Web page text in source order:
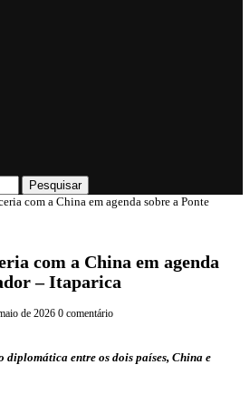
Pesquisar
com a China em agenda sobre a Ponte
com a China em agenda
– Itaparica
de 2026 0 comentário
diplomática entre os dois países, China e